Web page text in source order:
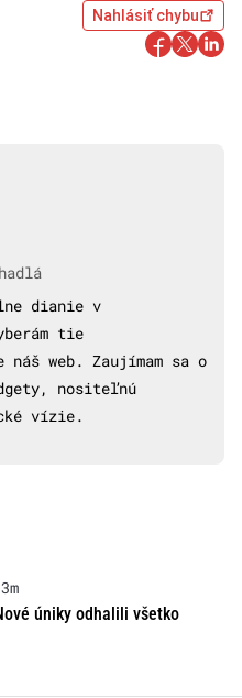
Nahlásiť chybu
dianie v
tie
web. Zaujímam sa o
nositeľnú
vízie.
3m
úniky odhalili všetko